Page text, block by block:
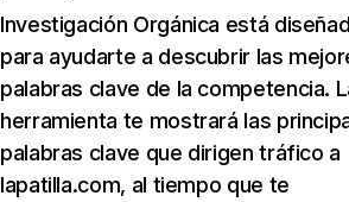
Investigación Orgánica está
para ayudarte a descubrir las
palabras clave de la competencia.
herramienta te mostrará las
palabras clave que dirigen tráfico a
lapatilla.com, al tiempo que te